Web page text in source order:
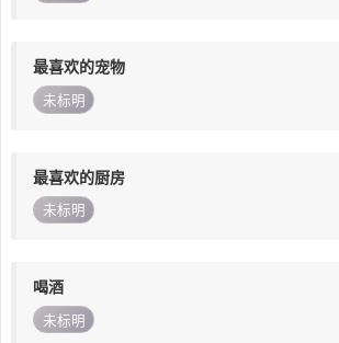
最喜欢的宠物
未标明
最喜欢的厨房
未标明
喝酒
未标明